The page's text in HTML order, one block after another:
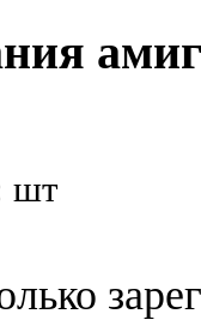
шт